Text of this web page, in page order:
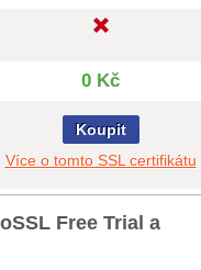
0 Kč
Koupit
Více o tomto SSL certifikátu
Free Trial a